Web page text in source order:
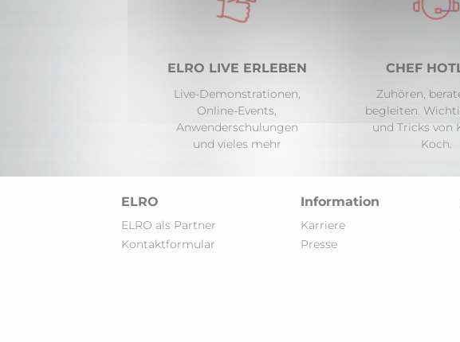
Dep Cuisines
1227 Carouge
N1 7ED, London
Telefonnummer:
+44 7860 774 644
ELRO LIVE ERLEBEN
Live-Demonstrationen,
Online-Events,
Anwenderschulungen
und vieles mehr
CHEF
Zuhören,
begleiten.
und Tricks von
Koch.
ELRO
ELRO als Partner
Kontaktformular
Information
Karriere
Presse